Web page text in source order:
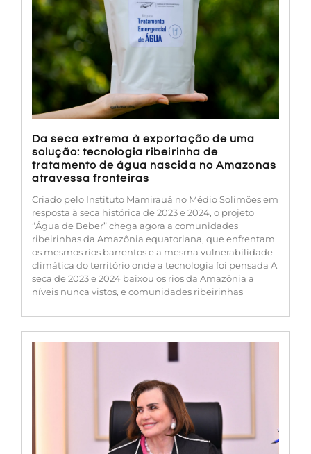
Da seca extrema à exportação de uma
solução: tecnologia ribeirinha de
tratamento de água nascida no Amazonas
atravessa fronteiras
Criado pelo Instituto Mamirauá no Médio Solimões em
resposta à seca histórica de 2023 e 2024, o projeto
“Água de Beber” chega agora a comunidades
ribeirinhas da Amazônia equatoriana, que enfrentam
os mesmos rios barrentos e a mesma vulnerabilidade
climática do território onde a tecnologia foi pensada A
seca de 2023 e 2024 baixou os rios da Amazônia a
níveis nunca vistos, e comunidades ribeirinhas